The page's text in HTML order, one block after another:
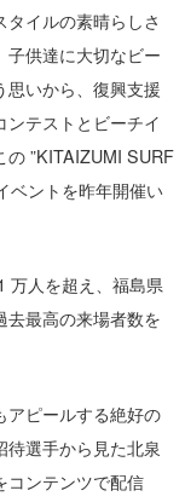
イルの素晴らしさ
子供達に大切なビー
思いから、復興支援
ンテストとビーチイ
の ”KITAIZUMI SURF
ベントを昨年開催い
万人を超え、福島県
去最高の来場者数を
アピールする絶好の
待選手から見た北泉
コンテンツで配信